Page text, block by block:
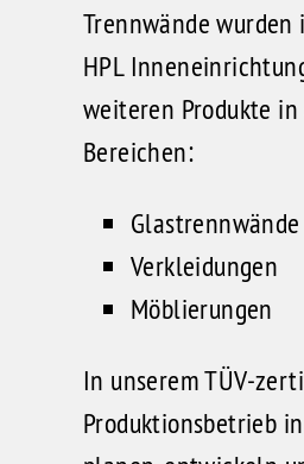
Trennwände
HPL
weiteren Produkte in
Bereichen:
Glastrennwände
Verkleidungen
Möblierungen
In unserem TÜV-
Produktionsbetrieb